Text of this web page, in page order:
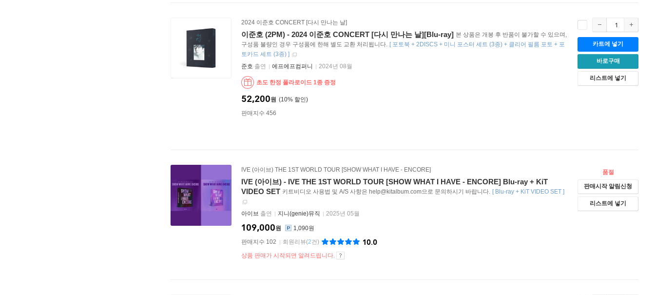
2024 이준호 CONCERT [다시 만나는 날]
이준호 (2PM) - 2024 이준호 CONCERT [다시 만나는 날][Blu-ray] 본 상품은 개봉 후 반품이 불가할 수 있으며,
구성품 불량인 경우 구성품에 한해 별도 교환 처리됩니다. [ 포토북 + 2DISCS + 미니 포스터 세트 (3종) + 클리어 필름 포토 + 포
토카드 세트 (3종) ]
준호 출연 에프에프컴퍼니 2024년 08월
초도 한정 폴라로이드 1종 증정
10%
52,200원
판매지수 456
카트에 넣기
바로구매
리스트에 넣기
IVE (아이브) THE 1ST WORLD TOUR [SHOW WHAT I HAVE - ENCORE]
IVE (아이브) - IVE THE 1ST WORLD TOUR [SHOW WHAT I HAVE - ENCORE] Blu-ray + KiT
VIDEO SET 키트비디오 사용법 및 A/S 사항은 help@kitalbum.com으로 문의하시기 바랍니다. [ Blu-ray + KiT VIDEO SET ]
아이브 출연 지니(genie)뮤직 2025년 05월
109,000원
1,090원
판매지수 102
회원리뷰(2건) 10.0
상품 판매가 시작되면 알려드립니다.
품절
판매시작 알림신청
리스트에 넣기